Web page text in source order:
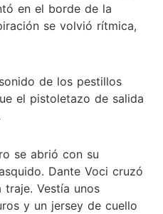
en el borde de la
se volvió rítmica,
de los pestillos
el pistoletazo de salida
se abrió con su
Dante Voci cruzó
Vestía unos
y un jersey de cuello